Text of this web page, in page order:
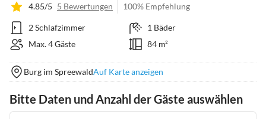
4.85/5 5 Bewertungen 100% Empfehlung
2 Schlafzimmer
1 Bäder
Max. 4 Gäste
84 m²
Burg im SpreewaldAuf Karte anzeigen
Bitte Daten und Anzahl der Gäste auswählen